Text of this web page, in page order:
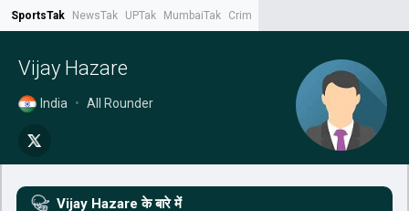
SportsTak NewsTak UPTak MumbaiTak CrimeTak
Vijay Hazare
India • All Rounder
Vijay Hazare के बारे में